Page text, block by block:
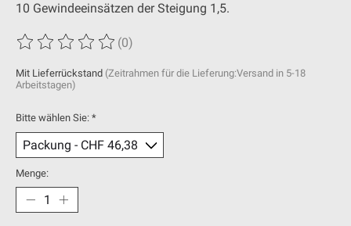
10 Gewindeeinsätzen der Steigung 1,5.
Die Bewertung dieses Produkts ist
(0)
Mit Lieferrückstand (Zeitrahmen für die Lieferung:Versand in 5-18
Arbeitstagen)
Bitte wählen Sie: *
Menge: